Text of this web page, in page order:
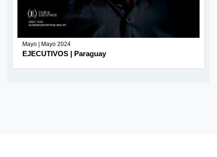
Mayo | Mayo 2024
EJECUTIVOS | Paraguay